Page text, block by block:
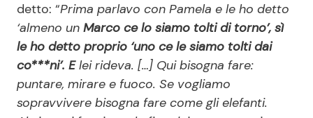
detto: “Prima parlavo con Pamela e le ho detto
‘almeno un Marco ce lo siamo tolti di torno’, sì
le ho detto proprio ‘uno ce le siamo tolti dai
co***ni’. Elei rideva. […] Qui bisogna fare:
puntare, mirare e fuoco. Se vogliamo
sopravvivere bisogna fare come gli elefanti.